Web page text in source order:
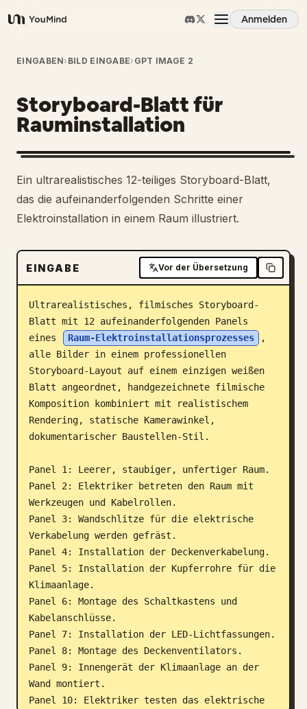
YouMind
Anmelden
Übersicht
Anwendungsfälle
Fähigkeiten
Prompts
Download
Blog
Updates
EINGABEN› BILD EINGABE› GPT IMAGE 2
Storyboard-Blatt für
Rauminstallation
Ein ultrarealistisches 12-teiliges Storyboard-Blatt,
das die aufeinanderfolgenden Schritte einer
Elektroinstallation in einem Raum illustriert.
EINGABE Vor der Übersetzung
Ultrarealistisches, filmisches Storyboard-
Blatt mit 12 aufeinanderfolgenden Panels
eines
Raum-Elektroinstallationsprozesses
,
alle Bilder in einem professionellen
Storyboard-Layout auf einem einzigen weißen
Blatt angeordnet, handgezeichnete filmische
Komposition kombiniert mit realistischem
Rendering, statische Kamerawinkel,
dokumentarischer Baustellen-Stil.
Panel 1: Leerer, staubiger, unfertiger Raum.
Panel 2: Elektriker betreten den Raum mit
Werkzeugen und Kabelrollen.
Panel 3: Wandschlitze für die elektrische
Verkabelung werden gefräst.
Panel 4: Installation der Deckenverkabelung.
Panel 5: Installation der Kupferrohre für die
Klimaanlage.
Panel 6: Montage des Schaltkastens und
Kabelanschlüsse.
Panel 7: Installation der LED-Lichtfassungen.
Panel 8: Montage des Deckenventilators.
Panel 9: Innengerät der Klimaanlage an der
Wand montiert.
Panel 10: Elektriker testen das elektrische